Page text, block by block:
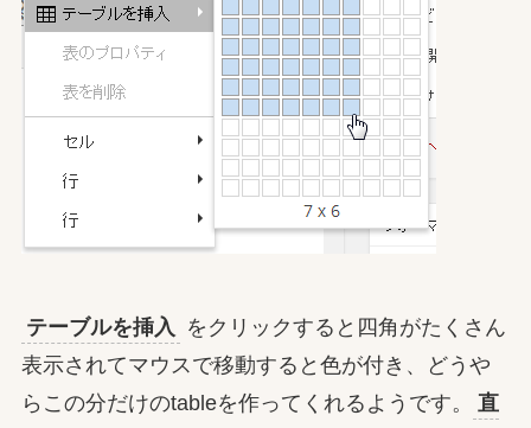
テーブルを挿入 をクリックすると四角がたくさん
表示されてマウスで移動すると色が付き、どうや
らこの分だけのtableを作ってくれるようです。
直